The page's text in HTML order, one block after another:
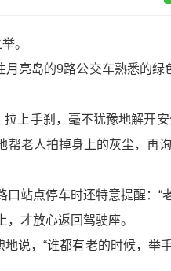
。
亮岛的9路公交车熟悉的
上手刹，毫不犹豫地解开
老人拍掉身上的灰尘，再
站点停车时还特意提醒：“
才放心返回驾驶座。​
说，“谁都有老的时候，举